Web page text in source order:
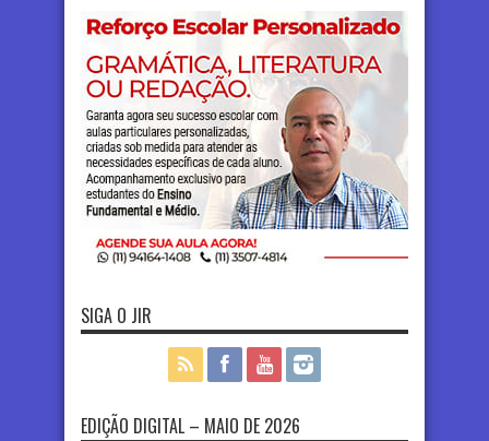
SIGA O JIR
EDIÇÃO DIGITAL – MAIO DE 2026